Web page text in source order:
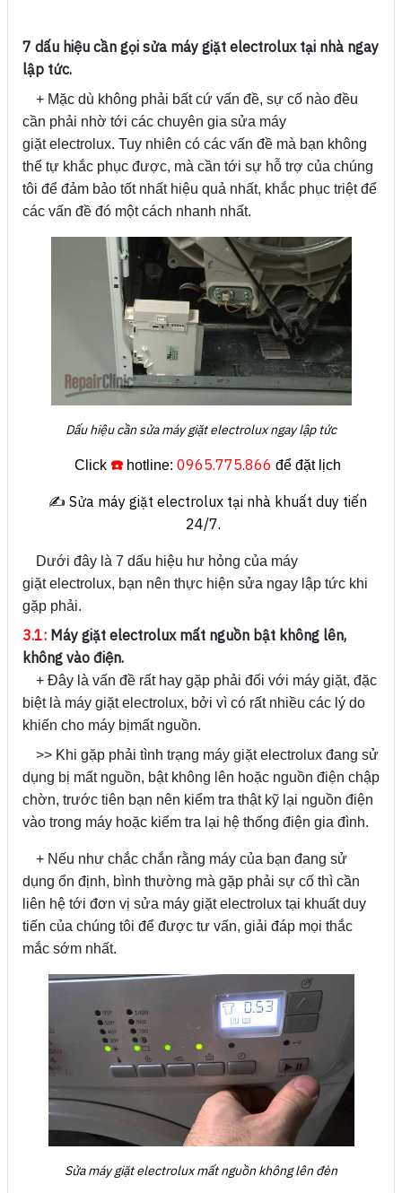
7 dấu hiệu cần gọi sửa máy giặt electrolux tại nhà ngay
lập tức.
+ Mặc dù không phải bất cứ vấn đề, sự cố nào đều
cần phải nhờ tới các chuyên gia sửa máy
giặt electrolux. Tuy nhiên có các vấn đề mà bạn không
thể tự khắc phục được, mà cần tới sự hỗ trợ của chúng
tôi để đảm bảo tốt nhất hiệu quả nhất, khắc phục triệt để
các vấn đề đó một cách nhanh nhất.
Dấu hiệu cần sửa máy giặt electrolux ngay lập tức
Click ☎️ hotline: 0965.775.866 để đặt lịch
✍️ Sửa máy giặt electrolux tại nhà khuất duy tiến
24/7.
Dưới đây là 7 dấu hiệu hư hỏng của máy
giặt electrolux, bạn nên thực hiện sửa ngay lập tức khi
gặp phải.
3.1: Máy giặt electrolux mất nguồn bật không lên,
không vào điện.
+ Đây là vấn đề rất hay gặp phải đối với máy giặt, đặc
biệt là máy giặt electrolux, bởi vì có rất nhiều các lý do
khiến cho máy bịmất nguồn.
>> Khi gặp phải tình trạng máy giặt electrolux đang sử
dụng bị mất nguồn, bật không lên hoặc nguồn điện chập
chờn, trước tiên bạn nên kiểm tra thật kỹ lại nguồn điện
vào trong máy hoặc kiểm tra lại hệ thống điện gia đình.
+ Nếu như chắc chắn rằng máy của bạn đang sử
dụng ổn định, bình thường mà gặp phải sự cố thì cần
liên hệ tới đơn vị sửa máy giặt electrolux tại khuất duy
tiến của chúng tôi để được tư vấn, giải đáp mọi thắc
mắc sớm nhất.
Sửa máy giặt electrolux mất nguồn không lên đèn